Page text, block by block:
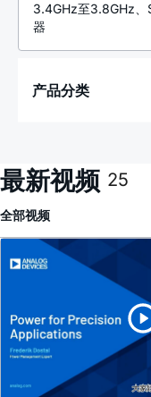
3.4GHz至3.8GHz、
器
产品分类
最新视频 25
全部视频